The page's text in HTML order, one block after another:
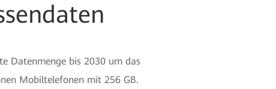
Datenmenge bis 2030 um das
Mobiltelefonen mit 256 GB.